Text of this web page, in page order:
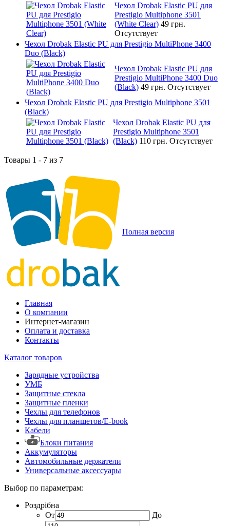
Чехол Drobak Elastic PU для
Prestigio Multiphone 3501
(White Clear) 49 грн.
Отсутствует
Чехол Drobak Elastic PU для Prestigio MultiPhone 3400
Duo (Black)
Чехол Drobak Elastic PU для
Prestigio MultiPhone 3400 Duo
(Black) 49 грн. Отсутствует
Чехол Drobak Elastic PU для Prestigio Multiphone 3501
(Black)
Чехол Drobak Elastic PU для
Prestigio Multiphone 3501
(Black) 110 грн. Отсутствует
Товары 1 - 7 из 7
Полная версия
Главная
О компании
Интернет-магазин
Оплата и доставка
Контакты
Каталог товаров
Зарядные устройства
УМБ
Защитные стекла
Защитные пленки
Чехлы для телефонов
Чехлы для планшетов/E-book
Кабели
Блоки питания
Аккумуляторы
Автомобильные держатели
Универсальные аксессуары
Выбор по параметрам:
Роздрібна
От
До